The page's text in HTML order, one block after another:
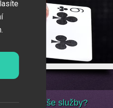
zájem o naše služby?